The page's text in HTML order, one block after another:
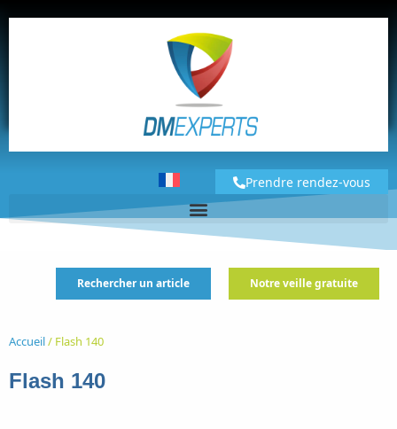
Prendre rendez-vous
Accueil/ Flash 140
Flash 140
Rechercher un article Notre veille gratuite